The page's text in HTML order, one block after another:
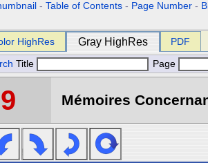
-Table of Contents - Page Number -
HighRes Gray HighRes PDF
Title Page
Mémoires